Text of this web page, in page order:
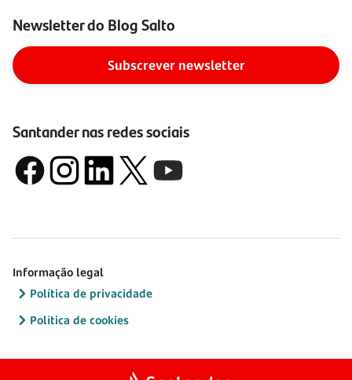
Newsletter do Blog Salto
Subscrever newsletter
Santander nas redes sociais
Informação legal
Política de privacidade
Política de cookies